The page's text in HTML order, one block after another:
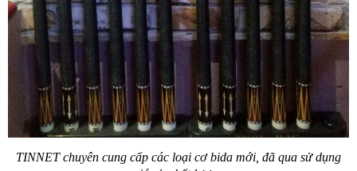
TINNET chuyên cung cấp các loại cơ bida mới, đã qua sử dụng